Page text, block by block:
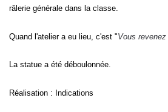
râlerie générale dans la classe.
Quand l'atelier a eu lieu, c'est "Vous
La statue a été déboulonnée.
Réalisation : Indications